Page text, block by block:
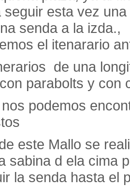
seguir esta vez
senda a la
el itenarario
de una
parabolts y con
podemos
este Mallo se
sabina d ela cima
la senda hasta el